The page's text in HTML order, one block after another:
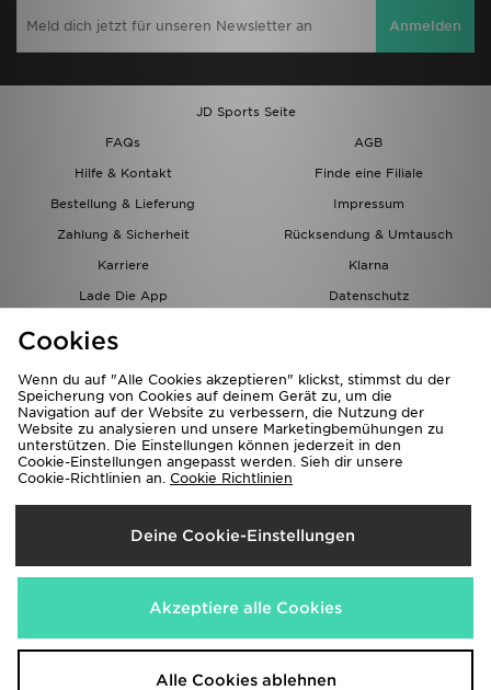
Anmelden
JD Sports Seite
FAQs
AGB
Hilfe & Kontakt
Finde eine Filiale
Bestellung & Lieferung
Impressum
Zahlung & Sicherheit
Rücksendung & Umtausch
Karriere
Klarna
Lade Die App
Datenschutz
Lieferung Nach
Österreich
Wir akzeptieren folgende Zahlungsmethoden
Corporate Website www.jdplc.com
Cookies
Wenn du auf "Alle Cookies akzeptieren" klickst, stimmst du der
Speicherung von Cookies auf deinem Gerät zu, um die
Navigation auf der Website zu verbessern, die Nutzung der
Website zu analysieren und unsere Marketingbemühungen zu
unterstützen. Die Einstellungen können jederzeit in den
Cookie-Einstellungen angepasst werden. Sieh dir unsere
Cookie-Richtlinien an. Cookie Richtlinien
Deine Cookie-Einstellungen
Akzeptiere alle Cookies
Alle Cookies ablehnen